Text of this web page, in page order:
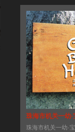
珠海市机关一幼
珠海市机关一幼·